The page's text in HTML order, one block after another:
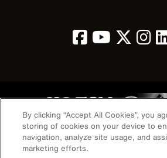
Image
By clicking “Accept All Cookies”, you
storing of cookies on your device to
navigation, analyze site usage, and
marketing efforts.